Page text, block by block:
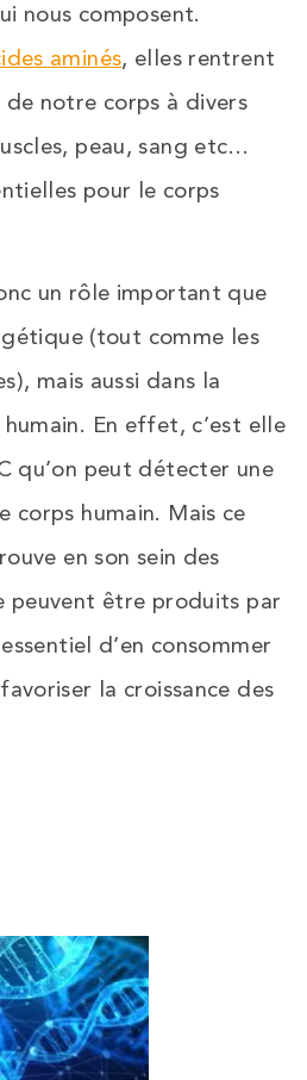
nous composent.
aminés, elles rentrent
notre corps à divers
peau, sang etc…
pour le corps
un rôle important que
(tout comme les
, mais aussi dans la
En effet, c’est elle
qu’on peut détecter une
corps humain. Mais ce
en son sein des
peuvent être produits par
d’en consommer
la croissance des